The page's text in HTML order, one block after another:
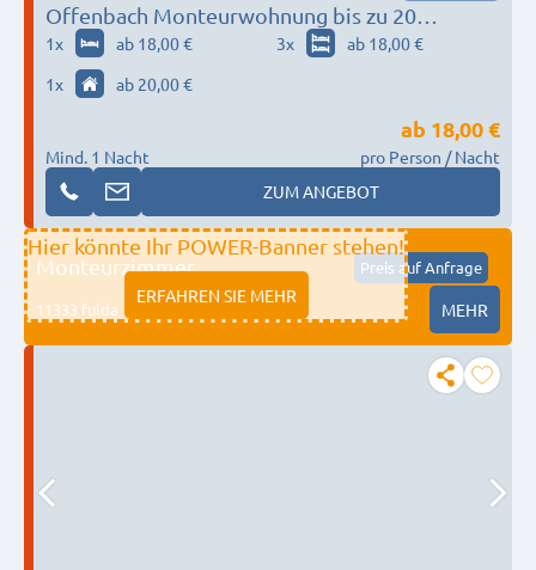
Offenbach Monteurwohnung bis zu 20
Personen
1x ab 18,00 € 3x
ab 18,00 €
1x ab 20,00 €
Mind. 1 Nacht
ab 18,00 €
pro Person / Nacht
ZUM ANGEBOT
Hier könnte Ihr POWER-Banner stehen!
ERFAHREN SIE MEHR
Monteurzimmer Preis auf Anfrage
11333 fulda MEHR